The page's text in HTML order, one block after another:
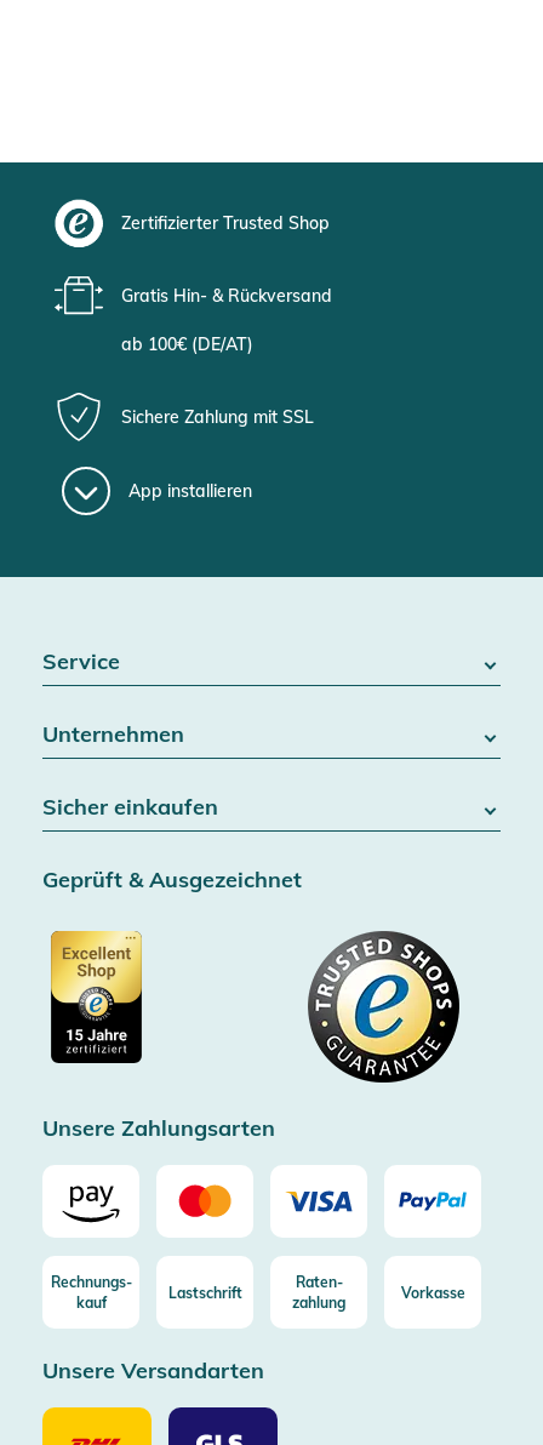
Zertifizierter Trusted Shop
Gratis Hin- & Rückversand
ab 100€ (DE/AT)
Sichere Zahlung mit SSL
App installieren
Service
Batteriegesetz
Widerrufsrecht
Vertrag widerrufen
AGB & Kundeninformationen
Datenschutz
Cookie-Einstellungen
Unternehmen
Blog
Jobs
Gutscheine
Showroom Düsseldorf
Impressum
Sicher einkaufen
SSL-Verschlüsselung
Zertifiziert durch Trusted Shops
Käuferschutz bis 20000€
Gratis Versand ab 100€ Bestellwert (in DE/AT)
Kostenlose Rücksendung (aus DE/AT)
Geprüft & Ausgezeichnet
Unsere Zahlungsarten
Rechnungs-
kauf
Lastschrift
Raten-
zahlung
Vorkasse
Unsere Versandarten
Unsere
Unsere